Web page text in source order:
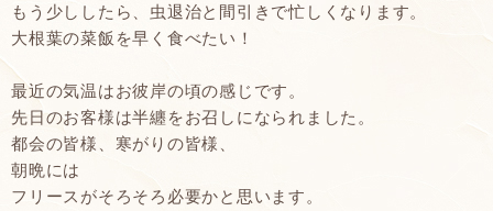
もう少ししたら、虫退治と間引きで忙しくなります。
大根葉の菜飯を早く食べたい！
最近の気温はお彼岸の頃の感じです。
先日のお客様は半纏をお召しになられました。
都会の皆様、寒がりの皆様、
朝晩には
フリースがそろそろ必要かと思います。